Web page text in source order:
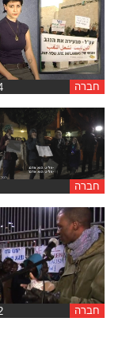
חברה
חברה
חברה